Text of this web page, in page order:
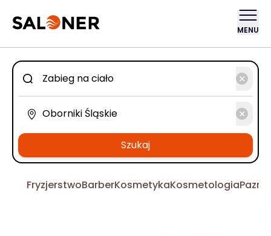
MENU
Szukaj
FryzjerstwoBarberKosmetykaKosmetologia